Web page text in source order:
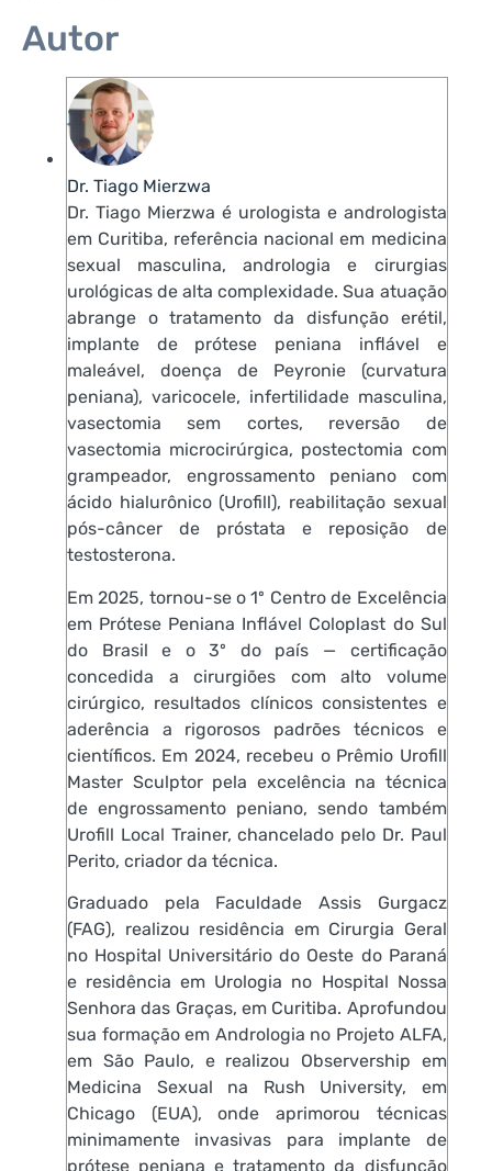
Autor
Dr. Tiago Mierzwa
Dr. Tiago Mierzwa é urologista e andrologista
em Curitiba, referência nacional em medicina
sexual masculina, andrologia e cirurgias
urológicas de alta complexidade. Sua atuação
abrange o tratamento da disfunção erétil,
implante de prótese peniana inflável e
maleável, doença de Peyronie (curvatura
peniana), varicocele, infertilidade masculina,
vasectomia sem cortes, reversão de
vasectomia microcirúrgica, postectomia com
grampeador, engrossamento peniano com
ácido hialurônico (Urofill), reabilitação sexual
pós-câncer de próstata e reposição de
testosterona.
Em 2025, tornou-se o 1º Centro de Excelência
em Prótese Peniana Inflável Coloplast do Sul
do Brasil e o 3º do país — certificação
concedida a cirurgiões com alto volume
cirúrgico, resultados clínicos consistentes e
aderência a rigorosos padrões técnicos e
científicos. Em 2024, recebeu o Prêmio Urofill
Master Sculptor pela excelência na técnica
de engrossamento peniano, sendo também
Urofill Local Trainer, chancelado pelo Dr. Paul
Perito, criador da técnica.
Graduado pela Faculdade Assis Gurgacz
(FAG), realizou residência em Cirurgia Geral
no Hospital Universitário do Oeste do Paraná
e residência em Urologia no Hospital Nossa
Senhora das Graças, em Curitiba. Aprofundou
sua formação em Andrologia no Projeto ALFA,
em São Paulo, e realizou Observership em
Medicina Sexual na Rush University, em
Chicago (EUA), onde aprimorou técnicas
minimamente invasivas para implante de
prótese peniana e tratamento da disfunção